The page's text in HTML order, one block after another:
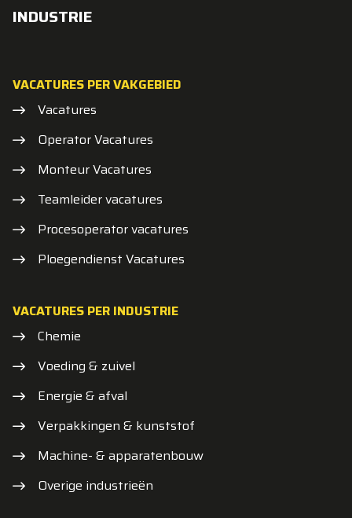
INDUSTRIE
VACATURES PER VAKGEBIED
Vacatures
Operator Vacatures
Monteur Vacatures
Teamleider vacatures
Procesoperator vacatures
Ploegendienst Vacatures
VACATURES PER INDUSTRIE
Chemie
Voeding & zuivel
Energie & afval
Verpakkingen & kunststof
Machine- & apparatenbouw
Overige industrieën